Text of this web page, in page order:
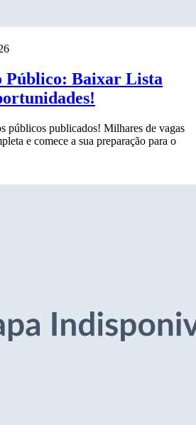
Público: Baixar Lista
públicos publicados! Milhares de vagas
e comece a sua preparação para o